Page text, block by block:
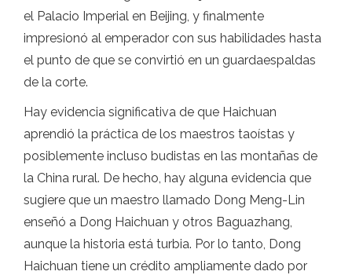
el Palacio Imperial en Beijing, y finalmente
impresionó al emperador con sus habilidades hasta
el punto de que se convirtió en un guardaespaldas
de la corte.
Hay evidencia significativa de que Haichuan
aprendió la práctica de los maestros taoístas y
posiblemente incluso budistas en las montañas de
la China rural. De hecho, hay alguna evidencia que
sugiere que un maestro llamado Dong Meng-Lin
enseñó a Dong Haichuan y otros Baguazhang,
aunque la historia está turbia. Por lo tanto, Dong
Haichuan tiene un crédito ampliamente dado por